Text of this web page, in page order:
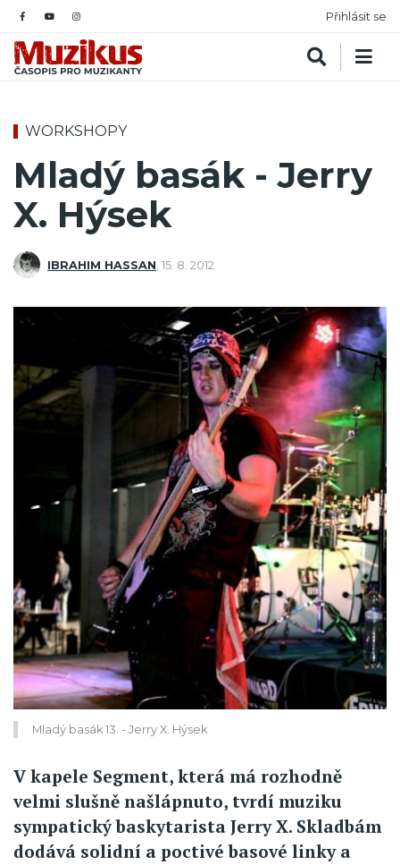
Přihlásit se
WORKSHOPY
Mladý basák - Jerry
X. Hýsek
IBRAHIM HASSAN 15. 8. 2012
Mladý basák 13. - Jerry X. Hýsek
V kapele Segment, která má rozhodně
velmi slušně našlápnuto, tvrdí muziku
sympatický baskytarista Jerry X. Skladbám
dodává solidní a poctivé basové linky a